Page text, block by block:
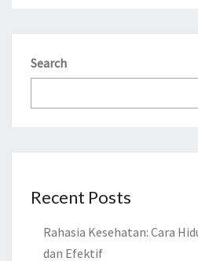
Search
Recent Posts
Rahasia Kesehatan: Cara
dan Efektif